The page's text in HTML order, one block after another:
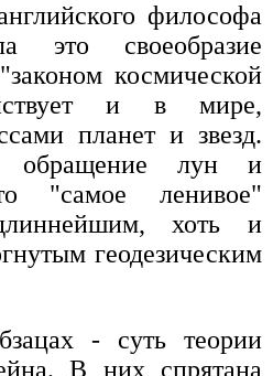
философа
это своеобразие
космической
и в мире,
планет и звезд.
обращение лун и
"самое ленивое"
хоть и
геодезическим
- суть теории
В них спрятана